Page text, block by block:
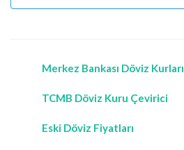
Merkez Bankası Döviz Kurları
TCMB Döviz Kuru Çevirici
Eski Döviz Fiyatları